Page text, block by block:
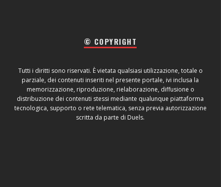
© COPYRIGHT
Tutti i diritti sono riservati. È vietata qualsiasi utilizzazione, totale o
parziale, dei contenuti inseriti nel presente portale, ivi inclusa la
memorizzazione, riproduzione, rielaborazione, diffusione o
distribuzione dei contenuti stessi mediante qualunque piattaforma
tecnologica, supporto o rete telematica, senza previa autorizzazione
scritta da parte di Duels.